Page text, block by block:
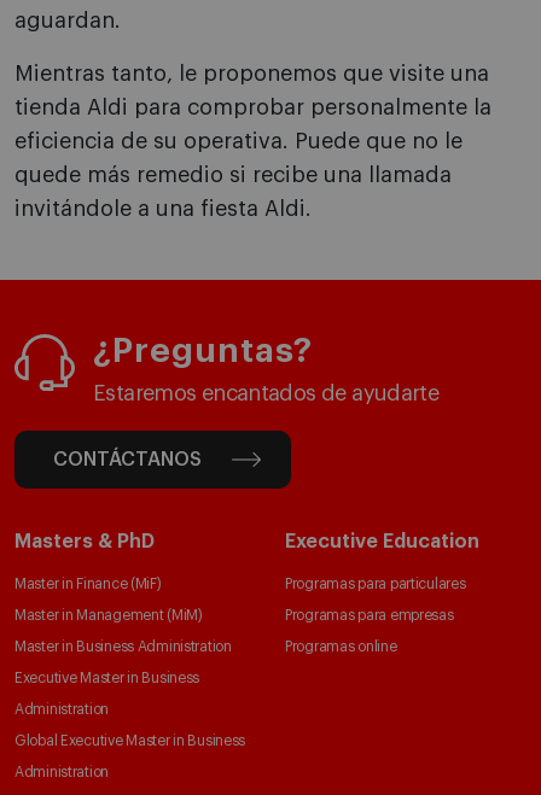
aguardan.
Mientras tanto, le proponemos que visite una
tienda Aldi para comprobar personalmente la
eficiencia de su operativa. Puede que no le
quede más remedio si recibe una llamada
invitándole a una fiesta Aldi.
¿Preguntas?
Estaremos encantados de ayudarte
CONTÁCTANOS
Masters & PhD
Master in Finance (MiF)
Master in Management (MiM)
Master in Business Administration
Executive Master in Business
Administration
Global Executive Master in Business
Administration
Executive Education
Programas para particulares
Programas para empresas
Programas online